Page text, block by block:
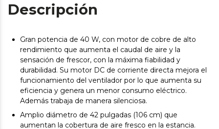
Descripción
Gran potencia de 40 W, con motor de cobre de alto
rendimiento que aumenta el caudal de aire y la
sensación de frescor, con la máxima fiabilidad y
durabilidad. Su motor DC de corriente directa mejora el
funcionamiento del ventilador por lo que aumenta su
eficiencia y genera un menor consumo eléctrico.
Además trabaja de manera silenciosa.
Amplio diámetro de 42 pulgadas (106 cm) que
aumentan la cobertura de aire fresco en la estancia.